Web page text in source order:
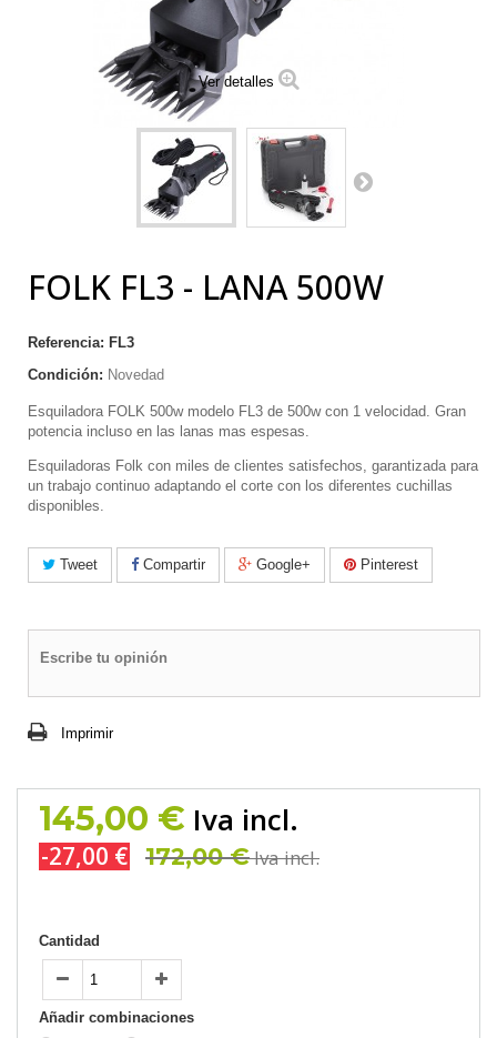
Ver detalles
FOLK FL3 - LANA 500W
Referencia: FL3
Condición: Novedad
Esquiladora FOLK 500w modelo FL3 de 500w con 1 velocidad. Gran
potencia incluso en las lanas mas espesas.
Esquiladoras Folk con miles de clientes satisfechos, garantizada para
un trabajo continuo adaptando el corte con los diferentes cuchillas
disponibles.
Tweet Compartir Google+ Pinterest
Escribe tu opinión
Imprimir
145,00 € Iva incl.
-27,00 € 172,00 €Iva incl.
Cantidad
Añadir combinaciones